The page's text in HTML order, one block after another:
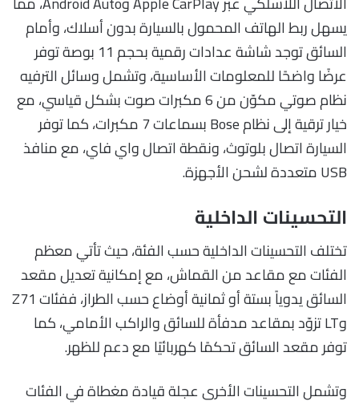
يسهل ربط الهاتف المحمول بالسيارة بدون أسلاك، وأمام
السائق توجد شاشة عدادات رقمية بحجم 11 بوصة توفر
عرضًا واضحًا للمعلومات الأساسية، وتشمل وسائل الترفيه
نظام صوتي مكوّن من 6 مكبرات صوت بشكل قياسي، مع
خيار ترقية إلى نظام Bose بسماعات 7 مكبرات، كما توفر
السيارة اتصال بلوتوث، ونقطة اتصال واي فاي، مع منافذ
USB متعددة لشحن الأجهزة.
التحسينات الداخلية
تختلف التحسينات الداخلية حسب الفئة، حيث تأتي معظم
الفئات مع مقاعد من القماش، مع إمكانية تعديل مقعد
السائق يدوياً بستة أو ثمانية أوضاع حسب الطراز، ففئات Z71
وLT تزوّد بمقاعد مدفأة للسائق والراكب الأمامي، كما
توفر مقعد السائق تحكمًا كهربائيًا مع دعم للظهر.
وتشمل التحسينات الأخرى عجلة قيادة مغطاة في الفئات